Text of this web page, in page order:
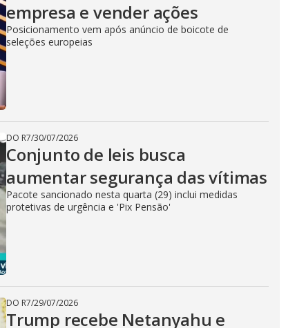
empresa e vender ações
Posicionamento vem após anúncio de boicote de
seleções europeias
DO R7/30/07/2026
Conjunto de leis busca
aumentar segurança das vítimas
Pacote sancionado nesta quarta (29) inclui medidas
protetivas de urgência e 'Pix Pensão'
DO R7/29/07/2026
Trump recebe Netanyahu e